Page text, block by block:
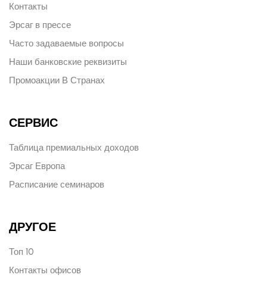
Контакты
Эрсаг в прессе
Часто задаваемые вопросы
Наши банковские реквизиты
Промоакции В Странах
СЕРВИС
Таблица премиальных доходов
Эрсаг Европа
Расписание семинаров
ДРУГОЕ
Топ 10
Контакты офисов